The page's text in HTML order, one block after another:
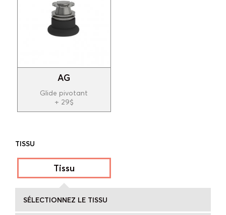
AG
Glide pivotant
+ 29$
TISSU
Tissu
SÉLECTIONNEZ LE TISSU